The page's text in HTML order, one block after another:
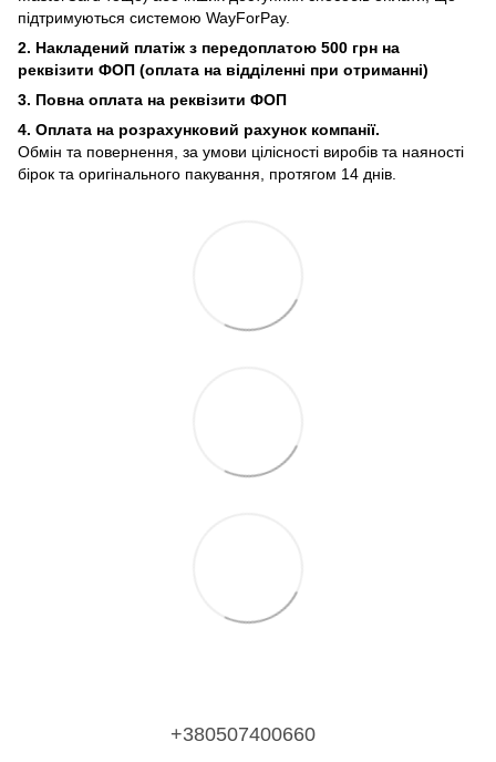
підтримуються системою WayForPay.
2. Накладений платіж з передоплатою 500 грн на
реквізити ФОП (оплата на відділенні при отриманні)
3. Повна оплата на реквізити ФОП
4. Оплата на розрахунковий рахунок компанії.
Обмін та повернення, за умови цілісності виробів та наяності
бірок та оригінального пакування, протягом 14 днів.
+380507400660